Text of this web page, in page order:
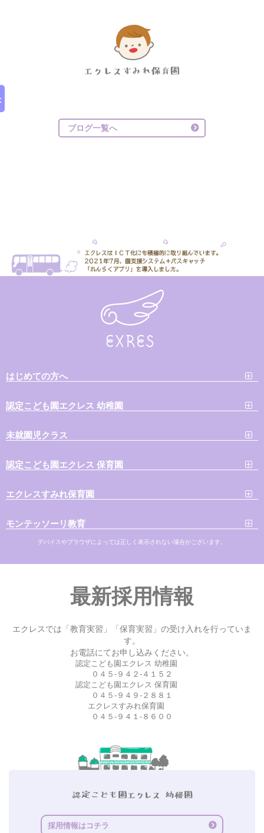
ブログ一覧へ
はじめての方へ
認定こども園エクレス 幼稚園
未就園児クラス
認定こども園エクレス 保育園
エクレスすみれ保育園
モンテッソーリ教育
デバイスやブラウザによっては正しく表示されない場合がございます。
最新採用情報
エクレスでは「教育実習」「保育実習」の受け入れを行っていま
す。
お電話にてお申し込みください。
認定こども園エクレス 幼稚園
０４５-９４２-４１５２
認定こども園エクレス 保育園
０４５-９４９-２８８１
エクレスすみれ保育園
０４５-９４１-８６００
採用情報はコチラ